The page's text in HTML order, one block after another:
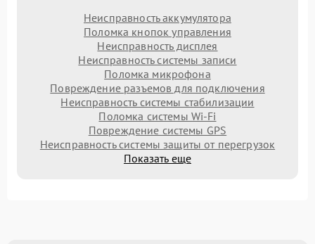
Неисправность аккумулятора
Поломка кнопок управления
Неисправность дисплея
Неисправность системы записи
Поломка микрофона
Повреждение разъемов для подключения
Неисправность системы стабилизации
Поломка системы Wi-Fi
Повреждение системы GPS
Неисправность системы защиты от перегрузок
Показать еще